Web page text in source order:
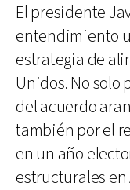
El presidente
entendimiento
estrategia de
Unidos. No solo
del acuerdo
también por el
en un año
estructurales